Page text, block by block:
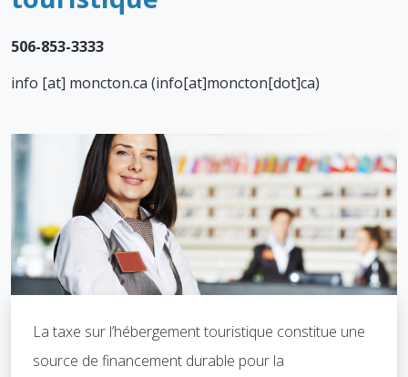
506-853-3333
info [at] moncton.ca (info[at]moncton[dot]ca)
La taxe sur l’hébergement touristique constitue une
source de financement durable pour la